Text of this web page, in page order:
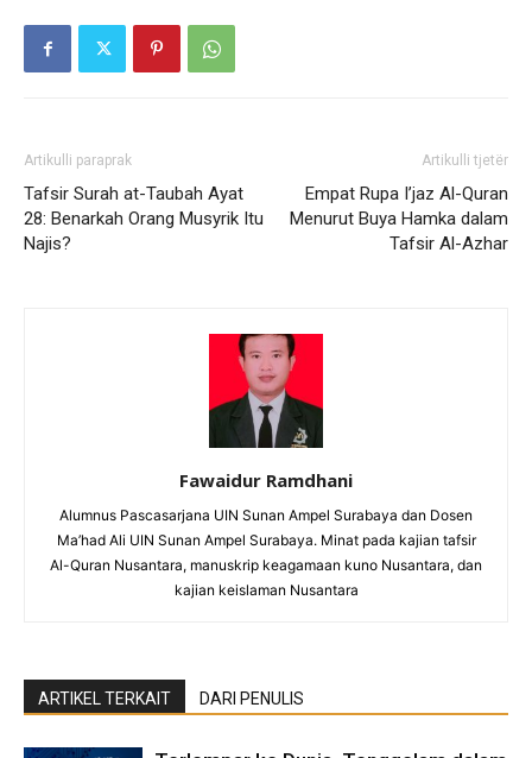
Artikulli paraprak
Tafsir Surah at-Taubah Ayat
28: Benarkah Orang Musyrik Itu
Najis?
Artikulli tjetër
Empat Rupa I’jaz Al-Quran
Menurut Buya Hamka dalam
Tafsir Al-Azhar
Fawaidur Ramdhani
Alumnus Pascasarjana UIN Sunan Ampel Surabaya dan Dosen
Ma’had Ali UIN Sunan Ampel Surabaya. Minat pada kajian tafsir
Al-Quran Nusantara, manuskrip keagamaan kuno Nusantara, dan
kajian keislaman Nusantara
ARTIKEL TERKAIT DARI PENULIS